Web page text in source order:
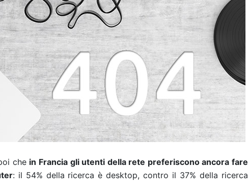
che in Francia gli utenti della rete preferiscono ancora fare
: il 54% della ricerca è desktop, contro il 37% della ricerca